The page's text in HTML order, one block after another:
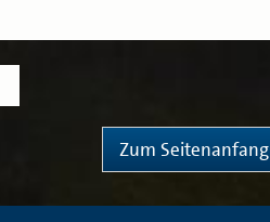
Zum Seitenanfang